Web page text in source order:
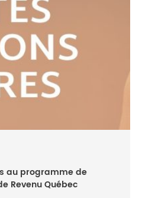
au programme de
Revenu Québec